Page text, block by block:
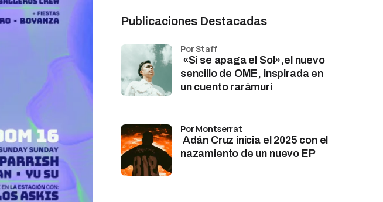
Publicaciones Destacadas
«Si se apaga el Sol»,el nuevo
sencillo de OME, inspirada en
un cuento rarámuri
por Staff
Adán Cruz inicia el 2025 con el
nazamiento de un nuevo EP
por Montserrat